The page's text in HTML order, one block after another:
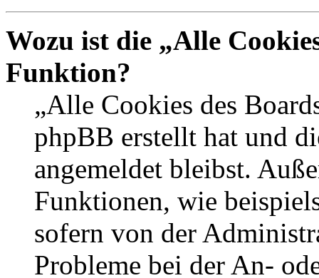
Wozu ist die „Alle
Funktion?
„Alle Cookies des
phpBB erstellt hat und
angemeldet bleibst.
Funktionen, wie
sofern von der
Probleme bei der An-